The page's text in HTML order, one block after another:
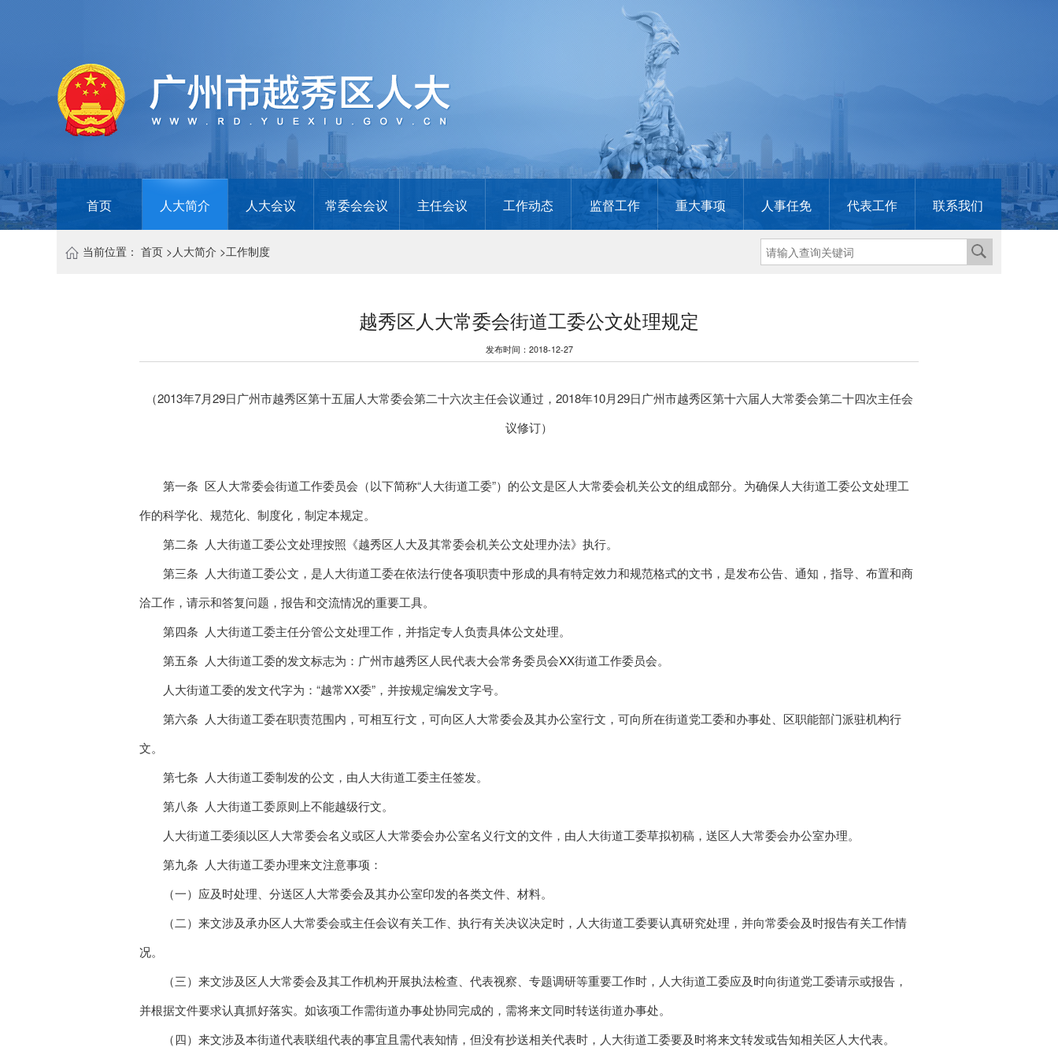
首页 人大简介 人大会议 常委会会议 主任会议 工作动态 监督工作 重大事项 人事任免 代表工作 联系我们
当前位置：首页 > 人大简介 >工作制度
越秀区人大常委会街道工委公文处理规定
发布时间：2018-12-27
（2013年7月29日广州市越秀区第十五届人大常委会第二十六次主任会议通过，2018年10月29日广州市越秀区第十六届人大常委会第二十四次主任会
议修订）
第一条 区人大常委会街道工作委员会（以下简称“人大街道工委”）的公文是区人大常委会机关公文的组成部分。为确保人大街道工委公文处理工
作的科学化、规范化、制度化，制定本规定。
第二条 人大街道工委公文处理按照《越秀区人大及其常委会机关公文处理办法》执行。
第三条 人大街道工委公文，是人大街道工委在依法行使各项职责中形成的具有特定效力和规范格式的文书，是发布公告、通知，指导、布置和商
洽工作，请示和答复问题，报告和交流情况的重要工具。
第四条 人大街道工委主任分管公文处理工作，并指定专人负责具体公文处理。
第五条 人大街道工委的发文标志为：广州市越秀区人民代表大会常务委员会XX街道工作委员会。
人大街道工委的发文代字为：“越常XX委”，并按规定编发文字号。
第六条 人大街道工委在职责范围内，可相互行文，可向区人大常委会及其办公室行文，可向所在街道党工委和办事处、区职能部门派驻机构行
文。
第七条 人大街道工委制发的公文，由人大街道工委主任签发。
第八条 人大街道工委原则上不能越级行文。
人大街道工委须以区人大常委会名义或区人大常委会办公室名义行文的文件，由人大街道工委草拟初稿，送区人大常委会办公室办理。
第九条 人大街道工委办理来文注意事项：
（一）应及时处理、分送区人大常委会及其办公室印发的各类文件、材料。
（二）来文涉及承办区人大常委会或主任会议有关工作、执行有关决议决定时，人大街道工委要认真研究处理，并向常委会及时报告有关工作情
况。
（三）来文涉及区人大常委会及其工作机构开展执法检查、代表视察、专题调研等重要工作时，人大街道工委应及时向街道党工委请示或报告，
并根据文件要求认真抓好落实。如该项工作需街道办事处协同完成的，需将来文同时转送街道办事处。
（四）来文涉及本街道代表联组代表的事宜且需代表知情，但没有抄送相关代表时，人大街道工委要及时将来文转发或告知相关区人大代表。